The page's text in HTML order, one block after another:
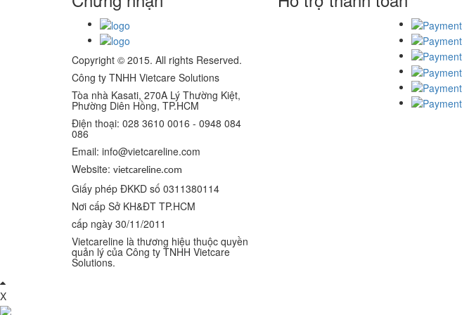
Copyright © 2015. All rights Reserved.
Công ty TNHH Vietcare Solutions
Tòa nhà Kasati, 270A Lý Thường Kiệt,
Phường Diên Hồng, TP.HCM
Điện thoại: 028 3610 0016 - 0948 084
086
Email: info@vietcareline.com
Website: vietcareline.com
Giấy phép ĐKKD số 0311380114
Nơi cấp Sở KH&ĐT TP.HCM
cấp ngày 30/11/2011
Vietcareline là thương hiệu thuộc quyền
quản lý của Công ty TNHH Vietcare
Solutions.
Grandpashabet
Grandpashabet
Grandpashabet
Grandpashabet
giriş
Grandpashabet
güncel
giriş
grandpashabet
login
grandpashabet
marsbahis
grandpashabet
grandpashabet
giriş
grandpashabet
güncel
giriş
X